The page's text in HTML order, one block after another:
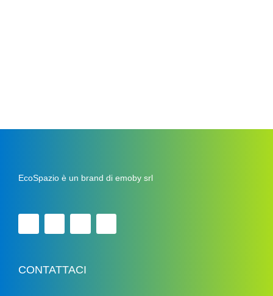
EcoSpazio è un brand di emoby srl
CONTATTACI